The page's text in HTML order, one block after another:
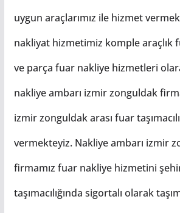
uygun araçlarımız ile hizmet
nakliyat hizmetimiz komple araçlık
ve parça fuar nakliye hizmetleri
nakliye ambarı izmir zonguldak
izmir zonguldak arası fuar
vermekteyiz. Nakliye ambarı izmir
firmamız fuar nakliye hizmetini
taşımacılığında sigortalı olarak